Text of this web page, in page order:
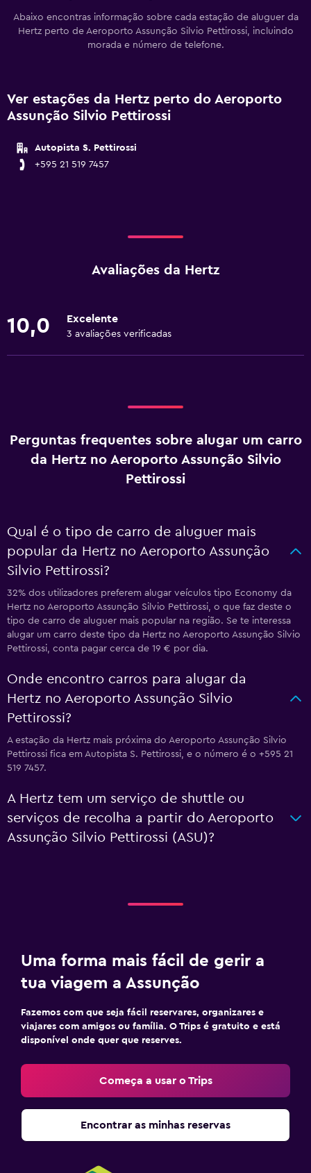
Abaixo encontras informação sobre cada estação de aluguer da
Hertz perto de Aeroporto Assunção Silvio Pettirossi, incluindo
morada e número de telefone.
Ver estações da Hertz perto do Aeroporto
Assunção Silvio Pettirossi
Autopista S. Pettirossi
+595 21 519 7457
Avaliações da Hertz
10,0 Excelente
3 avaliações verificadas
Perguntas frequentes sobre alugar um carro
da Hertz no Aeroporto Assunção Silvio
Pettirossi
Qual é o tipo de carro de aluguer mais
popular da Hertz no Aeroporto Assunção
Silvio Pettirossi?
32% dos utilizadores preferem alugar veículos tipo Economy da
Hertz no Aeroporto Assunção Silvio Pettirossi, o que faz deste o
tipo de carro de aluguer mais popular na região. Se te interessa
alugar um carro deste tipo da Hertz no Aeroporto Assunção Silvio
Pettirossi, conta pagar cerca de 19 € por dia.
Onde encontro carros para alugar da
Hertz no Aeroporto Assunção Silvio
Pettirossi?
A estação da Hertz mais próxima do Aeroporto Assunção Silvio
Pettirossi fica em Autopista S. Pettirossi, e o número é o +595 21
519 7457.
A Hertz tem um serviço de shuttle ou
serviços de recolha a partir do Aeroporto
Assunção Silvio Pettirossi (ASU)?
Uma forma mais fácil de gerir a
tua viagem a Assunção
Fazemos com que seja fácil reservares, organizares e
viajares com amigos ou família. O Trips é gratuito e está
disponível onde quer que reserves.
Começa a usar o Trips
Encontrar as minhas reservas